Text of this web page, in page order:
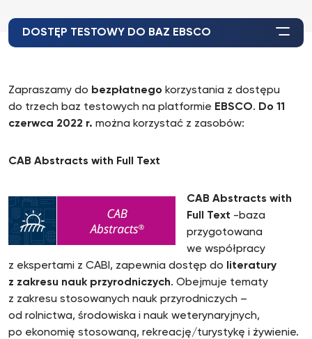
DOSTĘP TESTOWY DO BAZ EBSCO
Zapraszamy do bezpłatnego korzystania z dostępu
do trzech baz testowych na platformie EBSCO. Do 11
czerwca 2022 r. można korzystać z zasobów:
CAB Abstracts with Full Text
CAB Abstracts with
Full Text -baza
przygotowana
we współpracy
z ekspertami z CABI, zapewnia dostęp do
literatury
z zakresu nauk przyrodniczych. Obejmuje tematy
z zakresu stosowanych nauk przyrodniczych –
od rolnictwa, środowiska i nauk weterynaryjnych,
po ekonomię stosowaną, rekreację/turystykę i żywienie.